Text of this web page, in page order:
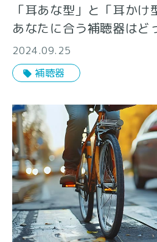
「耳あな型」と「耳かけ
あなたに合う補聴器はど
2024.09.25
補聴器